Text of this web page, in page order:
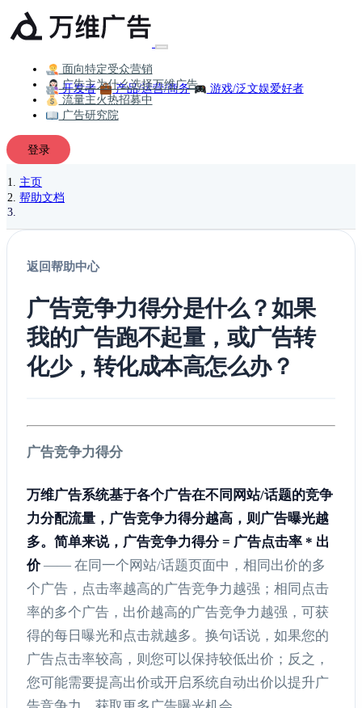
面向特定受众营销
开发者
产品/运营/商务 游戏/泛文娱爱好者
广告主为什么选择万维广告
流量主火热招募中
广告研究院
登录
主页
帮助文档
返回帮助中心
广告竞争力得分是什么？如果
我的广告跑不起量，或广告转
化少，转化成本高怎么办？
广告竞争力得分
万维广告系统基于各个广告在不同网站/话题的竞争
力分配流量，广告竞争力得分越高，则广告曝光越
多。简单来说，广告竞争力得分 = 广告点击率 * 出
价—— 在同一个网站/话题页面中，相同出价的多
个广告，点击率越高的广告竞争力越强；相同点击
率的多个广告，出价越高的广告竞争力越强，可获
得的每日曝光和点击就越多。换句话说，如果您的
广告点击率较高，则您可以保持较低出价；反之，
您可能需要提高出价或开启系统自动出价以提升广